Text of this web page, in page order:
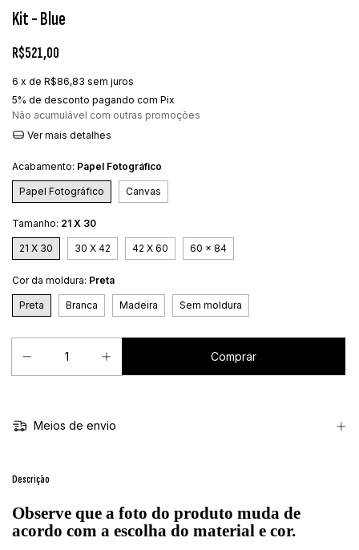
Kit - Blue
R$521,00
6 x de R$86,83 sem juros
5% de desconto pagando com Pix
Não acumulável com outras promoções
Ver mais detalhes
Acabamento: Papel Fotográfico
Papel Fotográfico Canvas
Tamanho: 21 X 30
21 X 30 30 X 42 42 X 60 60 x 84
Cor da moldura: Preta
Preta Branca Madeira Sem moldura
Meios de envio
Descrição
Observe que a foto do produto muda de
acordo com a escolha do material e cor.